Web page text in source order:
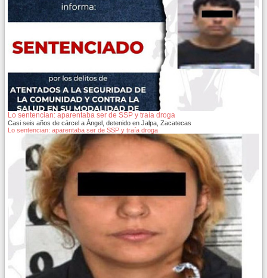
Lo sentencian: aparentaba ser de SSP y traía droga
Casi seis años de cárcel a Ángel, detenido en Jalpa, Zacatecas
Lo sentencian: aparentaba ser de SSP y traía droga